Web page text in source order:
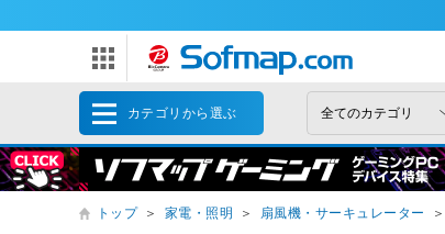
カテゴリから選ぶ
トップ ＞ 家電・照明 ＞ 扇風機・サーキュレーター ＞